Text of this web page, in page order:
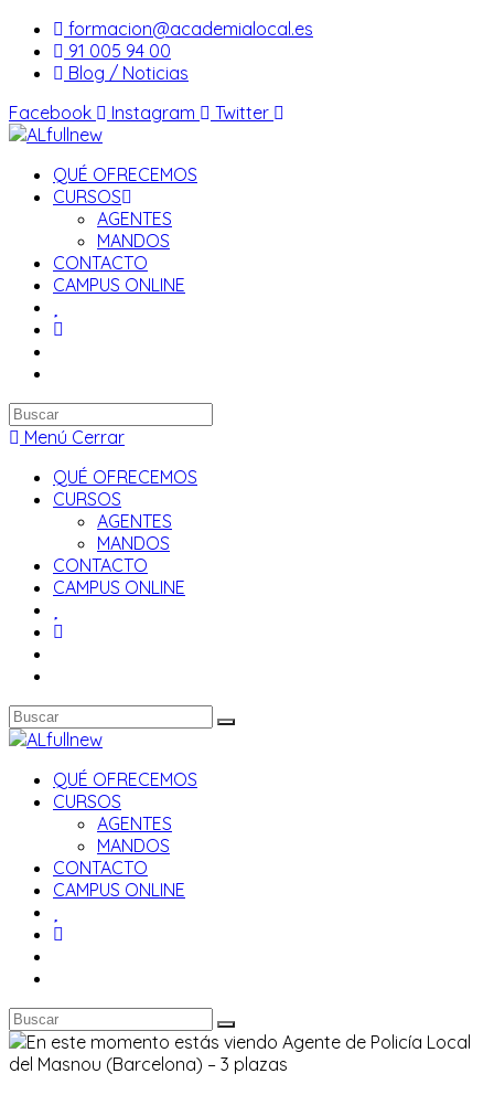
Saltar
contenido
formacion@academialocal.es
91 005 94 00
Blog / Noticias
Facebook
Instagram Twitter
QUÉ OFRECEMOS
CURSOS
AGENTES
MANDOS
CONTACTO
CAMPUS ONLINE
Buscar
en
web
Menú Cerrar
QUÉ OFRECEMOS
CURSOS
AGENTES
MANDOS
CONTACTO
CAMPUS ONLINE
QUÉ OFRECEMOS
CURSOS
AGENTES
MANDOS
CONTACTO
CAMPUS ONLINE